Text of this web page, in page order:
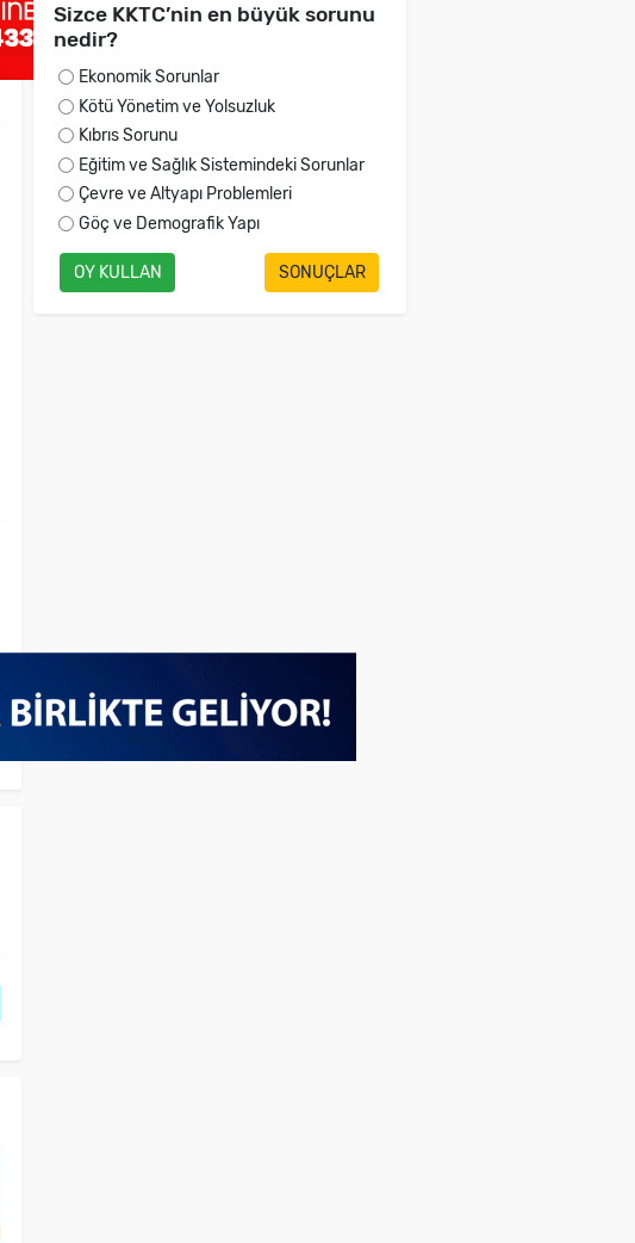
Sizce KKTC’nin en büyük sorunu
nedir?
Ekonomik Sorunlar
Kötü Yönetim ve Yolsuzluk
Kıbrıs Sorunu
Eğitim ve Sağlık Sistemindeki Sorunlar
Çevre ve Altyapı Problemleri
Göç ve Demografik Yapı
OY KULLAN SONUÇLAR